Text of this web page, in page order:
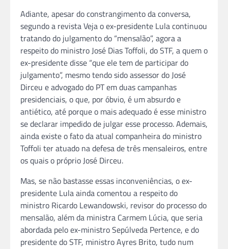
Adiante, apesar do constrangimento da conversa,
segundo a revista Veja o ex-presidente Lula continuou
tratando do julgamento do “mensalão”, agora a
respeito do ministro José Dias Toffoli, do STF, a quem o
ex-presidente disse “que ele tem de participar do
julgamento”, mesmo tendo sido assessor do José
Dirceu e advogado do PT em duas campanhas
presidenciais, o que, por óbvio, é um absurdo e
antiético, até porque o mais adequado é esse ministro
se declarar impedido de julgar esse processo. Ademais,
ainda existe o fato da atual companheira do ministro
Toffoli ter atuado na defesa de três mensaleiros, entre
os quais o próprio José Dirceu.
Mas, se não bastasse essas inconveniências, o ex-
presidente Lula ainda comentou a respeito do
ministro Ricardo Lewandowski, revisor do processo do
mensalão, além da ministra Carmem Lúcia, que seria
abordada pelo ex-ministro Sepúlveda Pertence, e do
presidente do STF, ministro Ayres Brito, tudo num